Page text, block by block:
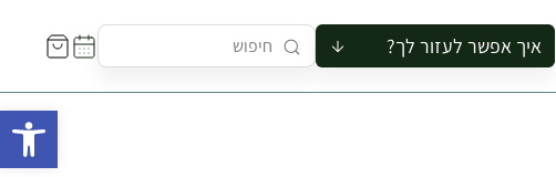
איך אפשר לעזור לך?
להזמין סיור לקבוצה